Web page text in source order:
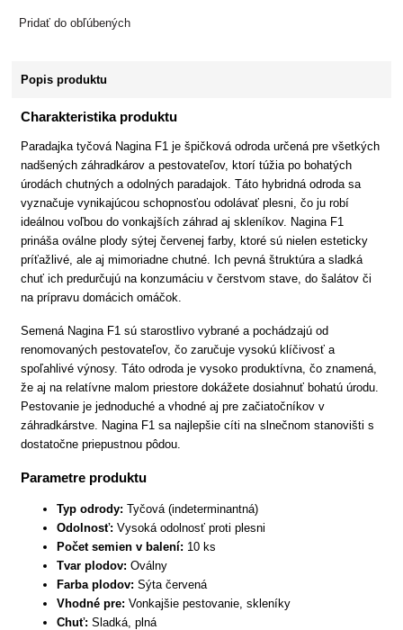
Pridať do obľúbených
Popis produktu
Charakteristika produktu
Paradajka tyčová Nagina F1 je špičková odroda určená pre všetkých
nadšených záhradkárov a pestovateľov, ktorí túžia po bohatých
úrodách chutných a odolných paradajok. Táto hybridná odroda sa
vyznačuje vynikajúcou schopnosťou odolávať plesni, čo ju robí
ideálnou voľbou do vonkajších záhrad aj skleníkov. Nagina F1
prináša oválne plody sýtej červenej farby, ktoré sú nielen esteticky
príťažlivé, ale aj mimoriadne chutné. Ich pevná štruktúra a sladká
chuť ich predurčujú na konzumáciu v čerstvom stave, do šalátov či
na prípravu domácich omáčok.
Semená Nagina F1 sú starostlivo vybrané a pochádzajú od
renomovaných pestovateľov, čo zaručuje vysokú klíčivosť a
spoľahlivé výnosy. Táto odroda je vysoko produktívna, čo znamená,
že aj na relatívne malom priestore dokážete dosiahnuť bohatú úrodu.
Pestovanie je jednoduché a vhodné aj pre začiatočníkov v
záhradkárstve. Nagina F1 sa najlepšie cíti na slnečnom stanovišti s
dostatočne priepustnou pôdou.
Parametre produktu
Typ odrody: Tyčová (indeterminantná)
Odolnosť: Vysoká odolnosť proti plesni
Počet semien v balení: 10 ks
Tvar plodov: Oválny
Farba plodov: Sýta červená
Vhodné pre: Vonkajšie pestovanie, skleníky
Chuť: Sladká, plná